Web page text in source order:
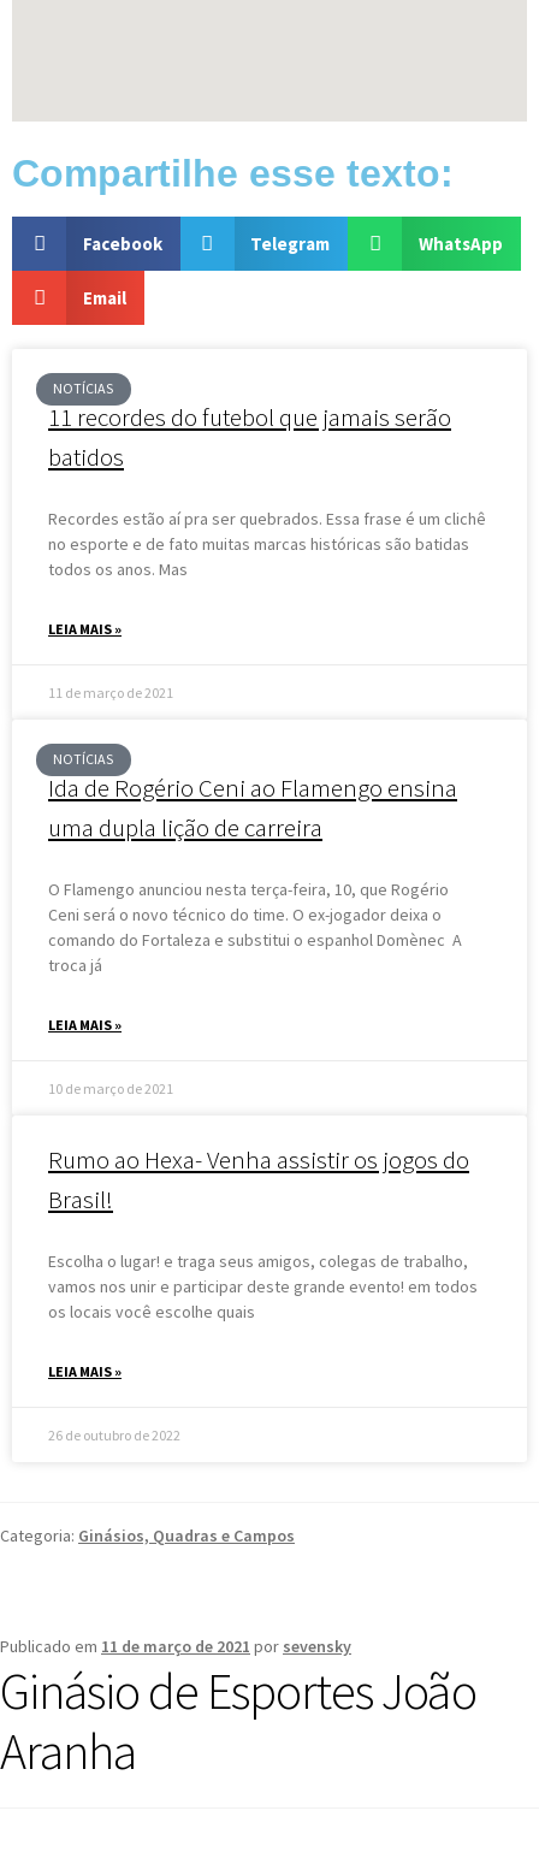
Compartilhe esse texto:
Facebook Telegram WhatsApp
Email
NOTÍCIAS
11 recordes do futebol que jamais serão
batidos
Recordes estão aí pra ser quebrados. Essa frase é um clichê
no esporte e de fato muitas marcas históricas são batidas
todos os anos. Mas
LEIA MAIS »
11 de março de 2021
NOTÍCIAS
Ida de Rogério Ceni ao Flamengo ensina
uma dupla lição de carreira
O Flamengo anunciou nesta terça-feira, 10, que Rogério
Ceni será o novo técnico do time. O ex-jogador deixa o
comando do Fortaleza e substitui o espanhol Domènec A
troca já
LEIA MAIS »
10 de março de 2021
Rumo ao Hexa- Venha assistir os jogos do
Brasil!
Escolha o lugar! e traga seus amigos, colegas de trabalho,
vamos nos unir e participar deste grande evento! em todos
os locais você escolhe quais
LEIA MAIS »
26 de outubro de 2022
Categoria: Ginásios, Quadras e Campos
Publicado em 11 de março de 2021 por sevensky
Ginásio de Esportes João
Aranha